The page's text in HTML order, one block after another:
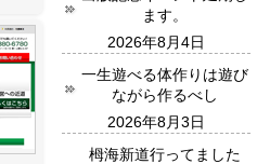
ます。
2026年8月4日
一生遊べる体作りは遊び
ながら作るべし
2026年8月3日
栂海新道行ってました